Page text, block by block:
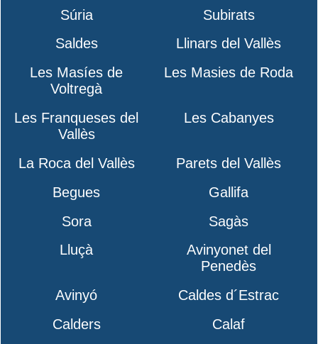
Súria
Subirats
Saldes
Llinars del Vallès
Les Masíes de
Voltregà
Les Masies de Roda
Les Franqueses del
Vallès
Les Cabanyes
La Roca del Vallès
Parets del Vallès
Begues
Gallifa
Sora
Sagàs
Lluçà
Avinyonet del
Penedès
Avinyó
Caldes d´Estrac
Calders
Calaf